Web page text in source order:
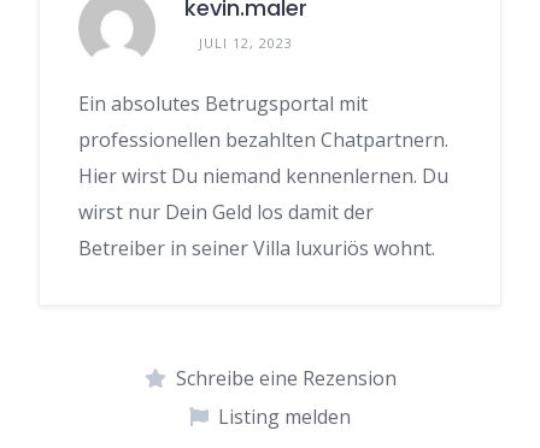
kevin.maler
JULI 12, 2023
Ein absolutes Betrugsportal mit
professionellen bezahlten Chatpartnern.
Hier wirst Du niemand kennenlernen. Du
wirst nur Dein Geld los damit der
Betreiber in seiner Villa luxuriös wohnt.
Schreibe eine Rezension
Listing melden